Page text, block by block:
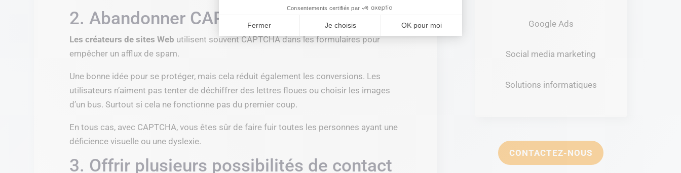
Consentements certifiés par
Fermer Je choisis OK pour moi
2. Abandonner CAPTCHA
Les créateurs de sites Web utilisent souvent CAPTCHA dans les formulaires pour
empêcher un afflux de spam.
Une bonne idée pour se protéger, mais cela réduit également les conversions. Les
utilisateurs n’aiment pas tenter de déchiffrer des lettres floues ou choisir les images
d’un bus. Surtout si cela ne fonctionne pas du premier coup.
En tous cas, avec CAPTCHA, vous êtes sûr de faire fuir toutes les personnes ayant une
déficience visuelle ou une dyslexie.
3. Offrir plusieurs possibilités de contact
Google Ads
Social media marketing
Solutions informatiques
CONTACTEZ-NOUS